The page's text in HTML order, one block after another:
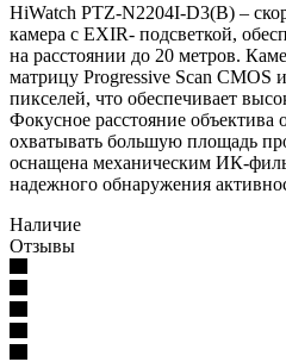
HiWatch PTZ-N2204I-D3(B) –
камера с EXIR- подсветкой,
на расстоянии до 20 метров.
матрицу Progressive Scan CMOS
пикселей, что обеспечивает
Фокусное расстояние объектива
охватывать большую площадь
оснащена механическим ИК-
надежного обнаружения
Наличие
Отзывы